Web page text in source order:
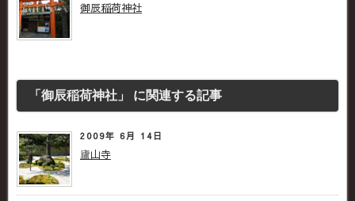
御辰稲荷神社
「御辰稲荷神社」 に関連する記事
2009年 6月 14日
廬山寺